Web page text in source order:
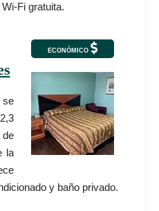
Fi gratuita.
ECONÓMICO
la
y baño privado.